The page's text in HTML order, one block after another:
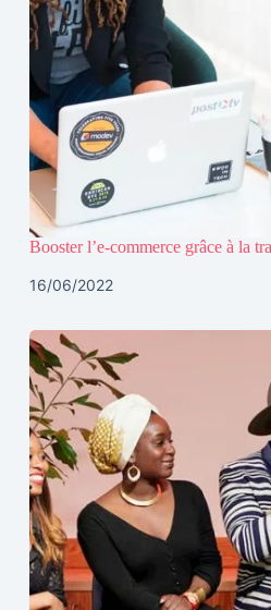
Booster l’e-commerce grâce à la
16/06/2022